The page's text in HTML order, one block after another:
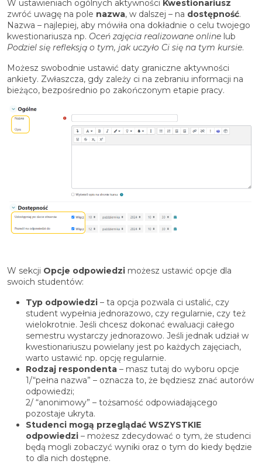
W ustawieniach ogólnych aktywności Kwestionariusz
zwróć uwagę na pole nazwa, w dalszej – na dostępność.
Nazwa – najlepiej, aby mówiła ona dokładnie o celu twojego
kwestionariusza np. Oceń zajęcia realizowane online lub
Podziel się refleksją o tym, jak uczyło Ci się na tym kursie.
Możesz swobodnie ustawić daty graniczne aktywności
ankiety. Zwłaszcza, gdy zależy ci na zebraniu informacji na
bieżąco, bezpośrednio po zakończonym etapie pracy.
W sekcji Opcje odpowiedzi możesz ustawić opcje dla
swoich studentów:
Typ odpowiedzi – ta opcja pozwala ci ustalić, czy
student wypełnia jednorazowo, czy regularnie, czy też
wielokrotnie. Jeśli chcesz dokonać ewaluacji całego
semestru wystarczy jednorazowo. Jeśli jednak udział w
kwestionariuszu powielany jest po każdych zajęciach,
warto ustawić np. opcję regularnie.
Rodzaj respondenta – masz tutaj do wyboru opcje
1/“pełna nazwa” – oznacza to, że będziesz znać autorów
odpowiedzi;
2/ “anonimowy” – tożsamość odpowiadającego
pozostaje ukryta.
Studenci mogą przeglądać WSZYSTKIE
odpowiedzi – możesz zdecydować o tym, że studenci
będą mogli zobaczyć wyniki oraz o tym do kiedy będzie
to dla nich dostępne.